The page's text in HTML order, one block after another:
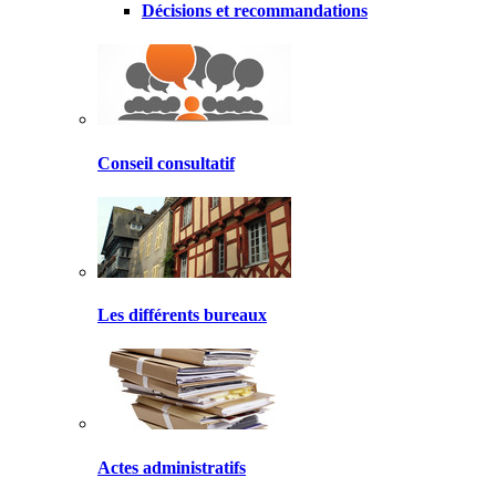
Décisions et recommandations
Conseil consultatif
Les différents bureaux
Actes administratifs